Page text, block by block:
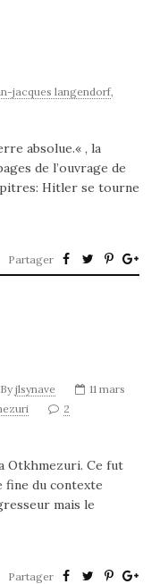
jacques langendorf,
absolue.« , la
de l’ouvrage de
Hitler se tourne
Partager
By jlsynave
11 mars
2
Otkhmezuri. Ce fut
fine du contexte
mais le
Partager